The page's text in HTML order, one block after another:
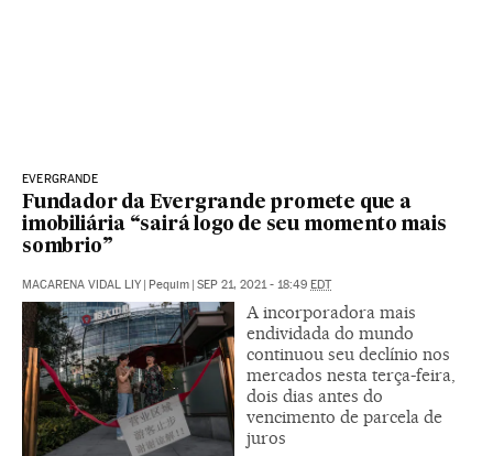
EVERGRANDE
Fundador da Evergrande promete que a
imobiliária “sairá logo de seu momento mais
sombrio”
MACARENA VIDAL LIY | Pequim | SEP 21, 2021 - 18:49 EDT
A incorporadora mais
endividada do mundo
continuou seu declínio nos
mercados nesta terça-feira,
dois dias antes do
vencimento de parcela de
juros